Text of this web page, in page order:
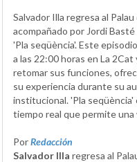
Salvador Illa regresa al
acompañado por Jordi
'Pla seqüència'. Este
a las 22:00 horas en La
retomar sus funciones,
su experiencia durante su
institucional. 'Pla
tiempo real que permite
PorRedacción
Salvador Illa regresa al